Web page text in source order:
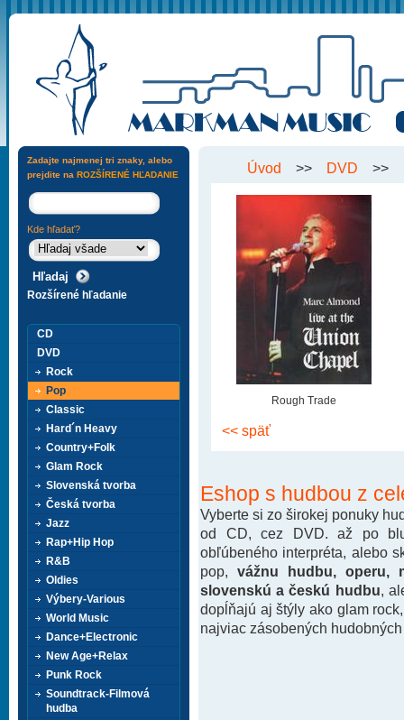
Úvod >> DVD >>
Rough Trade
<< späť
Eshop s hudbou z
Vyberte si zo širokej ponuky
od CD, cez DVD. až po
obľúbeného interpréta, alebo
pop, vážnu hudbu, operu,
slovenskú a českú hudbu ,
dopĺňajú aj štýly ako glam
najviac zásobených
Zadajte najmenej tri znaky, alebo
prejdite na ROZŠÍRENÉ HĽADANIE
Kde hľadať?
Rozšírené hľadanie
CD
DVD
Rock
Pop
Classic
Hard´n Heavy
Country+Folk
Glam Rock
Slovenská tvorba
Česká tvorba
Jazz
Rap+Hip Hop
R&B
Oldies
Výbery-Various
World Music
Dance+Electronic
New Age+Relax
Punk Rock
Soundtrack-Filmová
hudba